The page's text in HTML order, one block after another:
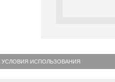
УСЛОВИЯ ИСПОЛЬЗОВАНИЯ